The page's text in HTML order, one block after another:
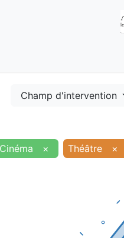
Champ d'intervention
Cinéma
× Théâtre ×